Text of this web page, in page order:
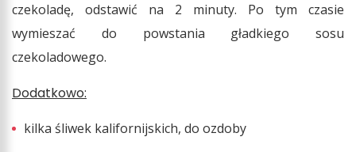
czekoladę, odstawić na 2 minuty. Po tym czasie
wymieszać do powstania gładkiego sosu
czekoladowego.
Dodatkowo:
kilka śliwek kalifornijskich, do ozdoby